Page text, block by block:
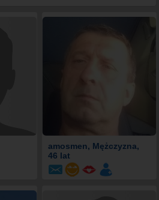
amosmen, Mężczyzna,
46 lat